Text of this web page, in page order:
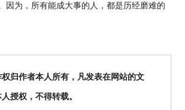
因为，所有能成大事的人，都是历经磨难的
归作者本人所有，凡发表在网站的文
授权，不得转载。